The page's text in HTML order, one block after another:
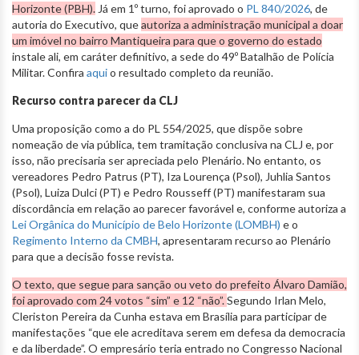
Horizonte (PBH). Já em 1º turno, foi aprovado o PL 840/2026, de
autoria do Executivo, queautoriza a administração municipal a doar
um imóvel no bairro Mantiqueira para que o governo do estado
instale ali, em caráter definitivo, a sede do 49º Batalhão de Polícia
Militar. Confira aquio resultado completo da reunião.
Recurso contra parecer da CLJ
Uma proposição como a do PL 554/2025, que dispõe sobre
nomeação de via pública, tem tramitação conclusiva na CLJ e, por
isso, não precisaria ser apreciada pelo Plenário. No entanto, os
vereadores Pedro Patrus (PT), Iza Lourença (Psol), Juhlia Santos
(Psol), Luiza Dulci (PT) e Pedro Rousseff (PT) manifestaram sua
discordância em relação ao parecer favorável e, conforme autoriza a
Lei Orgânica do Município de Belo Horizonte (LOMBH) e o
Regimento Interno da CMBH, apresentaram recurso ao Plenário
para que a decisão fosse revista.
O texto, que segue para sanção ou veto do prefeito Álvaro Damião,
foi aprovado com 24 votos “sim” e 12 “não”.Segundo Irlan Melo,
Cleriston Pereira da Cunha estava em Brasília para participar de
manifestações “que ele acreditava serem em defesa da democracia
e da liberdade”. O empresário teria entrado no Congresso Nacional